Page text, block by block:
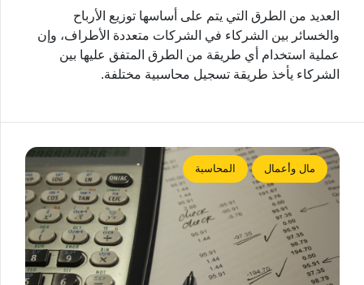
العديد من الطرق التي يتم على أساسها توزيع الأرباح
والخسائر بين الشركاء في الشركات متعددة الأطراف، وإن
عملية استخدام أي طريقة من الطرق المتفق عليها بين
الشركاء يأخذ طريقة تسجيل محاسبية مختلفة.
مال وأعمال المحاسبة